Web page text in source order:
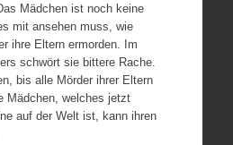
Mädchen ist noch keine
mit ansehen muss, wie
ihre Eltern ermorden. Im
schwört sie bittere Rache.
bis alle Mörder ihrer Eltern
Mädchen, welches jetzt
auf der Welt ist, kann ihren